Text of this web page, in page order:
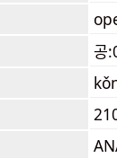
공